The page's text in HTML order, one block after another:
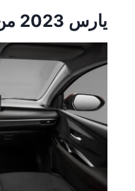
يارس 2023 من الداخل